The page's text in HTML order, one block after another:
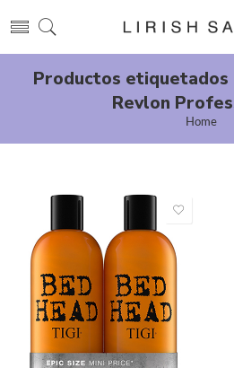
Productos etiquetados
Revlon
Home